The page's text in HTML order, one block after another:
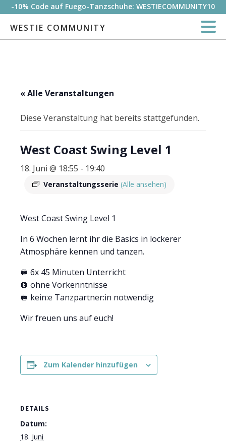
-10% Code auf Fuego-Tanzschuhe: WESTIECOMMUNITY10
WESTIE COMMUNITY
« Alle Veranstaltungen
Diese Veranstaltung hat bereits stattgefunden.
West Coast Swing Level 1
18. Juni @ 18:55 - 19:40
Veranstaltungsserie (Alle ansehen)
West Coast Swing Level 1
In 6 Wochen lernt ihr die Basics in lockerer
Atmosphäre kennen und tanzen.
🪩 6x 45 Minuten Unterricht
🪩 ohne Vorkenntnisse
🪩 kein:e Tanzpartner:in notwendig
Wir freuen uns auf euch!
Zum Kalender hinzufügen
DETAILS
Datum:
18. Juni